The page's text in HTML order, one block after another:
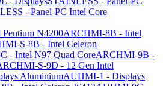
- Panel-PC Intel Core
N4200ARCHMI-8B - Intel
S-8B - Intel Celeron
- Intel N97 Quad CoreARCHMI-9B -
S-9D - 12 Gen Intel
AluminiumAUHMI-1 - Displays